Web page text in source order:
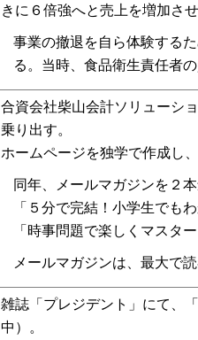
きに６倍強へと売上を増加させ
事業の撤退を自ら体験する
る。当時、食品衛生責任者の
合資会社柴山会計ソリューシ
乗り出す。
ホームページを独学で作成し
同年、メールマガジンを２本
「５分で完結！小学生でも
「時事問題で楽しくマスタ
メールマガジンは、最大で
雑誌「プレジデント」にて、
中）。